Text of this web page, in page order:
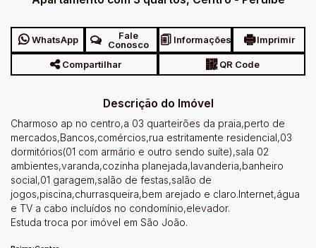
WhatsApp
Fale
Conosco
Informações Imprimir
Compartilhar QR Code
Descrição do Imóvel
Charmoso ap no centro,a 03 quarteirões da praia,perto de
mercados,Bancos,comércios,rua estritamente residencial,03
dormitórios(01 com armário e outro sendo suíte),sala 02
ambientes,varanda,cozinha planejada,lavanderia,banheiro
social,01 garagem,salão de festas,salão de
jogos,piscina,churrasqueira,bem arejado e claro.Internet,água
e TV a cabo incluídos no condomínio,elevador.
Estuda troca por imóvel em São João.